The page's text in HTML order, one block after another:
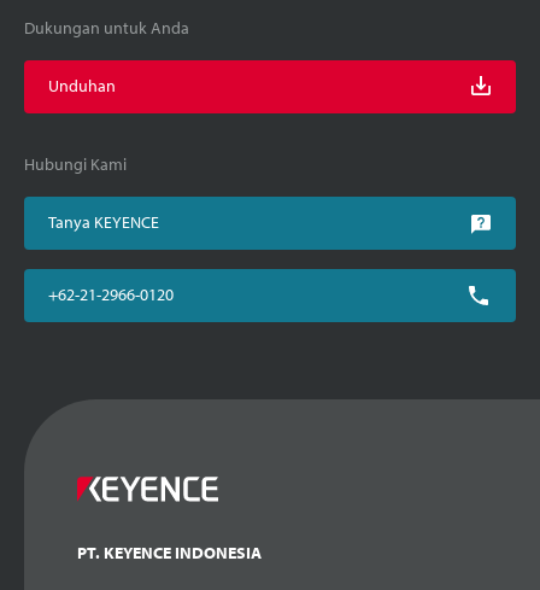
Dukungan untuk Anda
Unduhan
Hubungi Kami
Tanya KEYENCE
+62-21-2966-0120
PT. KEYENCE INDONESIA